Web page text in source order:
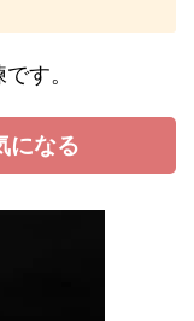
す。
になる